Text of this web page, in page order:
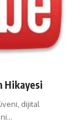
Hikayesi
dijital